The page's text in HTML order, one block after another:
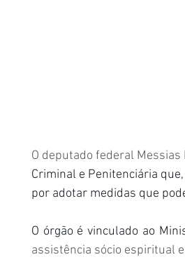
O deputado federal
Criminal e Penitenciária
por adotar medidas que
O órgão é vinculado ao
assistência sócio espiritual